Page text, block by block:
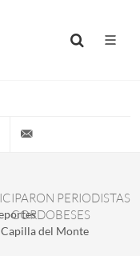
(+54)(9)3548-576073
EN CAPILLA
PERIODISTAS
CORDOBESES
Capilla del Monte